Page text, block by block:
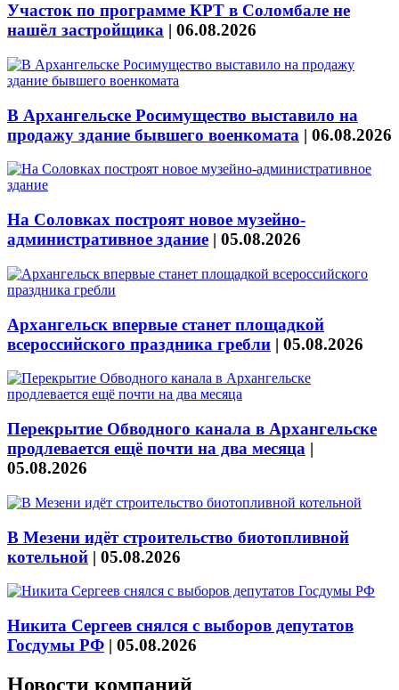
Участок по программе КРТ в Соломбале не
нашёл застройщика | 06.08.2026
В Архангельске Росимущество выставило на
продажу здание бывшего военкомата | 06.08.2026
На Соловках построят новое музейно-
административное здание | 05.08.2026
Архангельск впервые станет площадкой
всероссийского праздника гребли | 05.08.2026
Перекрытие Обводного канала в Архангельске
продлевается ещё почти на два месяца |
05.08.2026
В Мезени идёт строительство биотопливной
котельной | 05.08.2026
Никита Сергеев снялся с выборов депутатов
Госдумы РФ | 05.08.2026
Новости компаний